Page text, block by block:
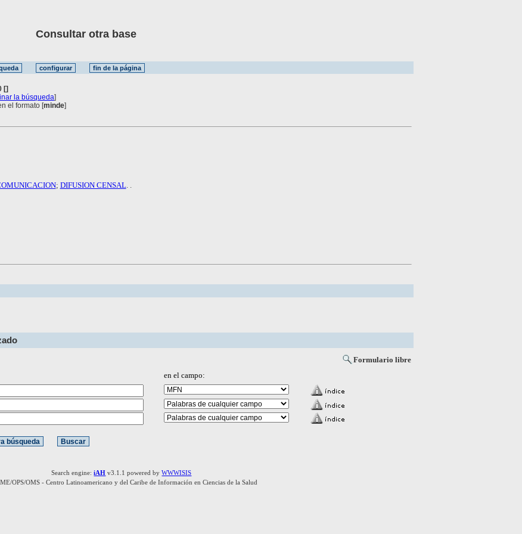
Consultar otra base
[]
la búsqueda]
el formato [minde]
; DIFUSION CENSAL. .
Formulario libre
en el campo:
Search engine:iAH v3.1.1 powered byWWWISIS
OPS/OMS - Centro Latinoamericano y del Caribe de Información en Ciencias de la Salud